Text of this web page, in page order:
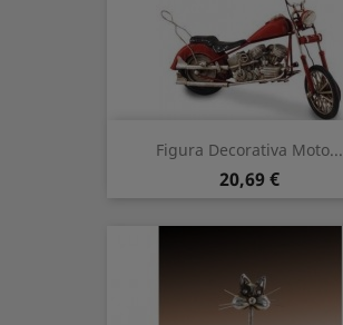
Figura Decorativa Moto...
Precio
20,69 €